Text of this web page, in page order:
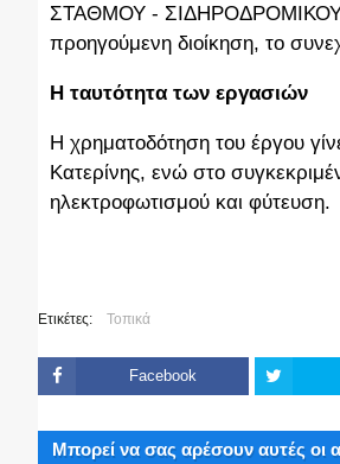
ΣΤΑΘΜΟΥ - ΣΙΔΗΡΟΔΡΟΜΙΚΟΥ
προηγούμενη διοίκηση, το
Η ταυτότητα των εργασιών
Η χρηματοδότηση του έργου
Κατερίνης, ενώ στο
ηλεκτροφωτισμού και φύτευση.
Ετικέτες: Τοπικά
Facebook
Μπορεί να σας αρέσουν αυτές οι